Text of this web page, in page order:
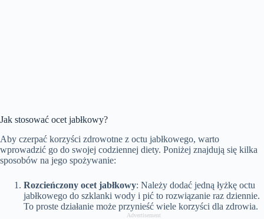
Jak stosować ocet jabłkowy?
Aby czerpać korzyści zdrowotne z octu jabłkowego, warto
wprowadzić go do swojej codziennej diety. Poniżej znajdują się kilka
sposobów na jego spożywanie:
Rozcieńczony ocet jabłkowy: Należy dodać jedną łyżkę octu
jabłkowego do szklanki wody i pić to rozwiązanie raz dziennie.
To proste działanie może przynieść wiele korzyści dla zdrowia.
Advertisement